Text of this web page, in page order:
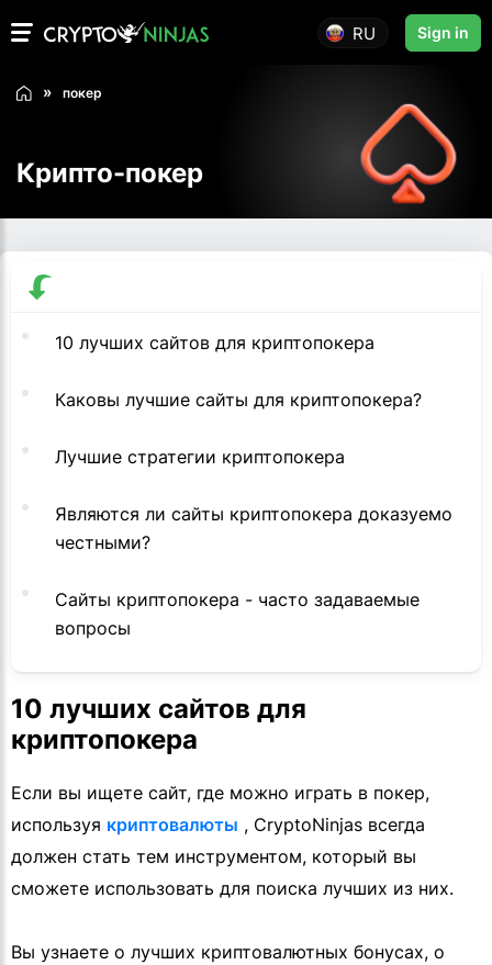
RU Sign in
покер
Крипто-покер
10 лучших сайтов для криптопокера
Каковы лучшие сайты для криптопокера?
Лучшие стратегии криптопокера
Являются ли сайты криптопокера доказуемо
честными?
Сайты криптопокера - часто задаваемые
вопросы
10 лучших сайтов для
криптопокера
Если вы ищете сайт, где можно играть в покер,
используя криптовалюты , CryptoNinjas всегда
должен стать тем инструментом, который вы
сможете использовать для поиска лучших из них.
Вы узнаете о лучших криптовалютных бонусах, о